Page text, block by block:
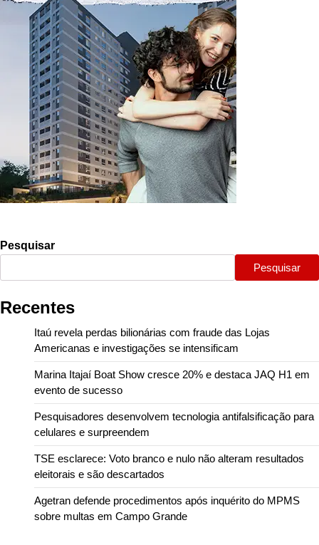
Pesquisar
Pesquisar
Recentes
Itaú revela perdas bilionárias com fraude das Lojas
Americanas e investigações se intensificam
Marina Itajaí Boat Show cresce 20% e destaca JAQ H1 em
evento de sucesso
Pesquisadores desenvolvem tecnologia antifalsificação para
celulares e surpreendem
TSE esclarece: Voto branco e nulo não alteram resultados
eleitorais e são descartados
Agetran defende procedimentos após inquérito do MPMS
sobre multas em Campo Grande